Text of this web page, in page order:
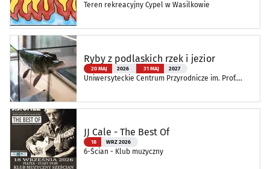
Teren rekreacyjny Cypel w Wasilkowie
Ryby z podlaskich rzek i jezior
20 MAJ 2026 31 MAJ 2027
Uniwersyteckie Centrum Przyrodnicze im. Prof.
JJ Cale - The Best Of
18 WRZ 2026
6-Ścian - Klub muzyczny